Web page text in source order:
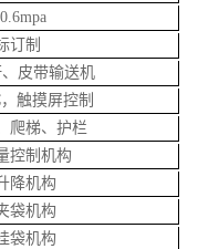
订制
皮带输送机
，触摸屏控制
爬梯、护栏
控制机构
降机构
袋机构
袋机构